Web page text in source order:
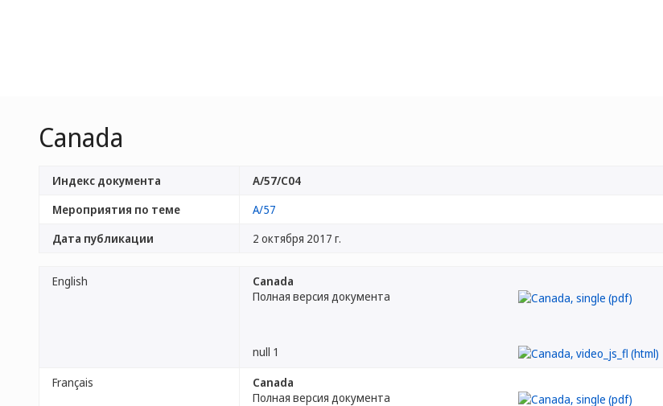
Canada
Индекс документа
A/57/C04
Мероприятия по теме
A/57
Дата публикации
2 октября 2017 г.
English
Canada
Полная версия документа
null 1
Français
Canada
Полная версия документа